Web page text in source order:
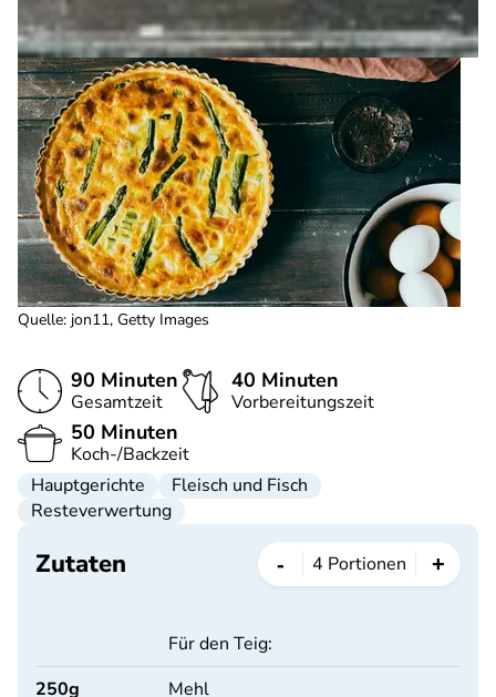
Quelle: jon11, Getty Images
90 Minuten
Gesamtzeit
40 Minuten
Vorbereitungszeit
50 Minuten
Koch-/Backzeit
Hauptgerichte
Fleisch und Fisch
Resteverwertung
Zutaten - 4 Portionen +
Für den Teig:
250g
Mehl